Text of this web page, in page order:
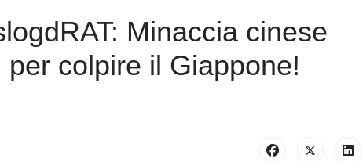
Minaccia cinese
colpire il Giappone!